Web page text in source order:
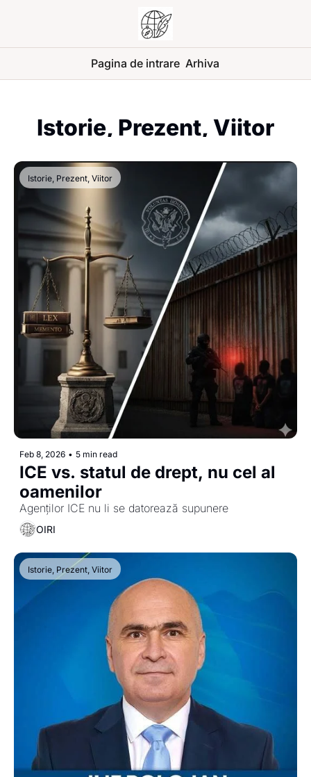
Pagina de intrare Arhiva
Istorie, Prezent, Viitor
Istorie, Prezent, Viitor
Feb 8, 2026 • 5 min read
ICE vs. statul de drept, nu cel al
oamenilor
Agenților ICE nu li se datorează supunere
OIRI
Istorie, Prezent, Viitor